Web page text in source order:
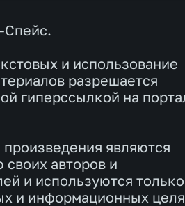
и использование
разрешается
гиперссылкой на
являются
своих авторов и
и используются
и информационных